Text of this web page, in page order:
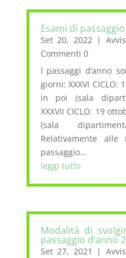
Esami di
Set 20, 2022|
Commenti 0
I passaggi d’anno
giorni: XXXVI
in poi (sala
XXXVII CICLO: 19
(sala
Relativamente alle
passaggio...
leggi tutto
Modalità di
passaggio d’anno
Set 27, 2021 |